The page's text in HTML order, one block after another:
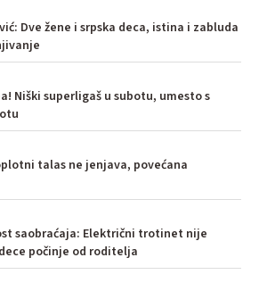
Dve žene i srpska deca, istina i zabluda
Niški superligaš u subotu, umesto s
talas ne jenjava, povećana
saobraćaja: Električni trotinet nije
počinje od roditelja